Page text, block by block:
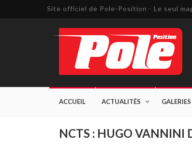
Site officiel de Pole-Position - Le seul
ACCUEIL ACTUALITÉS
NCTS : HUGO VANNINI